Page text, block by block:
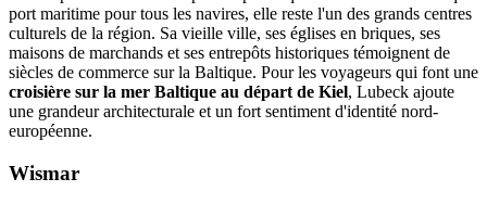
port maritime pour tous les navires, elle reste l'un des grands centres
culturels de la région. Sa vieille ville, ses églises en briques, ses
maisons de marchands et ses entrepôts historiques témoignent de
siècles de commerce sur la Baltique. Pour les voyageurs qui font une
croisière sur la mer Baltique au départ de Kiel, Lubeck ajoute
une grandeur architecturale et un fort sentiment d'identité nord-
européenne.
Wismar